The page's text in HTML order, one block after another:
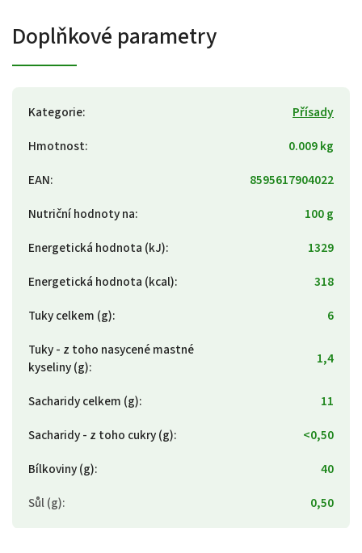
Doplňkové parametry
Kategorie:
Přísady
Hmotnost:
0.009 kg
EAN:
8595617904022
Nutriční hodnoty na:
100 g
Energetická hodnota (kJ):
1329
Energetická hodnota (kcal):
318
Tuky celkem (g):
6
Tuky - z toho nasycené mastné
kyseliny (g): 1,4
Sacharidy celkem (g):
11
Sacharidy - z toho cukry (g):
<0,50
Bílkoviny (g):
40
Sůl (g): 0,50